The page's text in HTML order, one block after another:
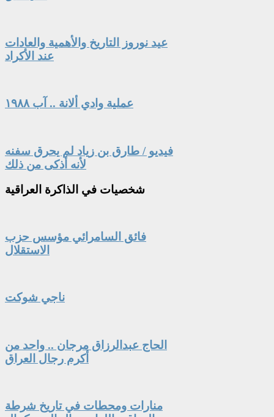
عيد نوروز التاريخ والأهمية والعادات
عند الأكراد
عملية وادي ألانة .. آب ١٩٨٨
فيديو / طارق بن زياد لم يحرق سفنه
لأنه أذكى من ذلك
شخصيات في الذاكرة العراقية
فائق السامرائي مؤسس حزب
الاستقلال
ناجي شوكت
الحاج عبدالرزاق مرجان .. واحد من
أكرم رجال العراق
منارات ومحطات في تاريخ شرطة